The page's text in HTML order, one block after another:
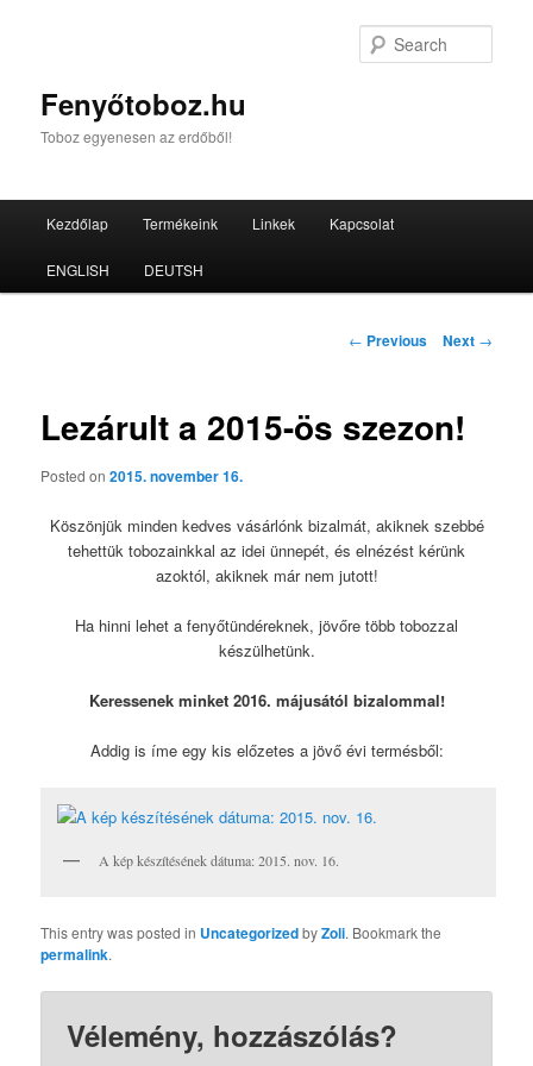
Fenyőtoboz.hu
Toboz egyenesen az erdőből!
Skip to primary content
Skip to secondary content
Kezdőlap Termékeink Linkek Kapcsolat
ENGLISH DEUTSH
Post navigation
← Previous Next →
Lezárult a 2015-ös szezon!
Posted on2015. november 16.
Köszönjük minden kedves vásárlónk bizalmát, akiknek szebbé
tehettük tobozainkkal az idei ünnepét, és elnézést kérünk
azoktól, akiknek már nem jutott!
Ha hinni lehet a fenyőtündéreknek, jövőre több tobozzal
készülhetünk.
Keressenek minket 2016. májusától bizalommal!
Addig is íme egy kis előzetes a jövő évi termésből:
A kép készítésének dátuma: 2015. nov. 16.
This entry was posted in UncategorizedbyZoli. Bookmark the
permalink.
Vélemény, hozzászólás?